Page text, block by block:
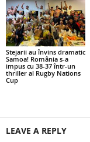
Stejarii au învins dramatic
Samoa! România s-a
impus cu 38-37 într-un
thriller al Rugby Nations
Cup
LEAVE A REPLY